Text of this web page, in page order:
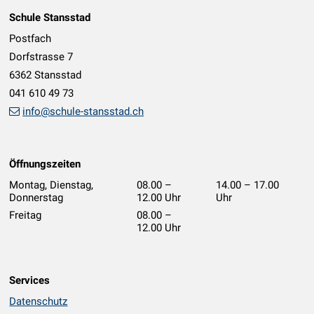
Schule Stansstad
Postfach
Dorfstrasse 7
6362 Stansstad
041 610 49 73
info@schule-stansstad.ch
Öffnungszeiten
Montag, Dienstag,
Donnerstag
08.00 –
12.00 Uhr
14.00 – 17.00
Uhr
Freitag
08.00 –
12.00 Uhr
Services
Datenschutz